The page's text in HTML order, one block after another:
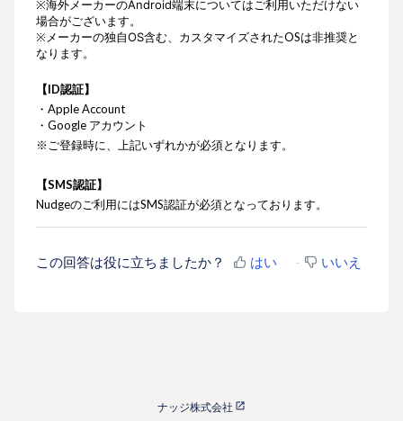
※海外メーカーのAndroid端末についてはご利用いただけない
場合がございます。
※メーカーの独自OS含む、 カスタマイズされたOSは非推奨と
なります。
【ID認証】
・AppleAccount
・Google アカウント
※ご登録時に、上記いずれかが必須となります。
【SMS認証】
Nudgeのご利用にはSMS認証が必須となっております。
この回答は役に立ちましたか？ はい いいえ
ナッジ株式会社